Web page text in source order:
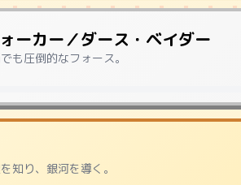
ーカー／ダース・ベイダー
も圧倒的なフォース。
知り、銀河を導く。